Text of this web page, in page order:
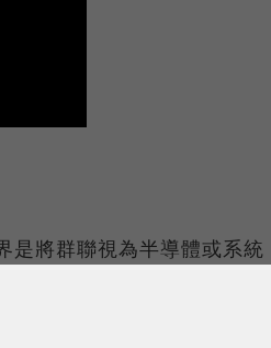
是將群聯視為半導體或系統
發，拉大與競爭對手的距